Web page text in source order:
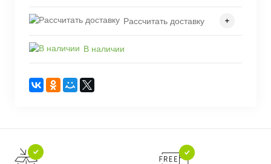
Рассчитать доставку
В наличии